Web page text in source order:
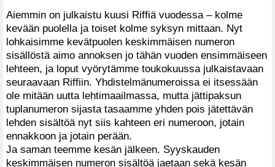
Aiemmin on julkaistu kuusi Riffiä vuodessa – kolme
kevään puolella ja toiset kolme syksyn mittaan. Nyt
lohkaisimme kevätpuolen keskimmäisen numeron
sisällöstä aimo annoksen jo tähän vuoden ensimmäiseen
lehteen, ja loput vyörytämme toukokuussa julkaistavaan
seuraavaan Riffiin. Yhdistelmänumeroissa ei itsessään
ole mitään uutta lehtimaailmassa, mutta jättipaksun
tuplanumeron sijasta tasaamme yhden pois jätettävän
lehden sisältöä nyt siis kahteen eri numeroon, jotain
ennakkoon ja jotain perään.
Ja saman teemme kesän jälkeen. Syyskauden
keskimmäisen numeron sisältöä jaetaan sekä kesän